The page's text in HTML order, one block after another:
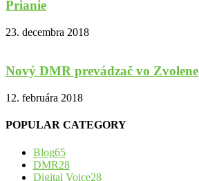
Prianie
23. decembra 2018
Nový DMR prevádzač vo Zvolene
12. februára 2018
POPULAR CATEGORY
Blog65
DMR28
Digital Voice28